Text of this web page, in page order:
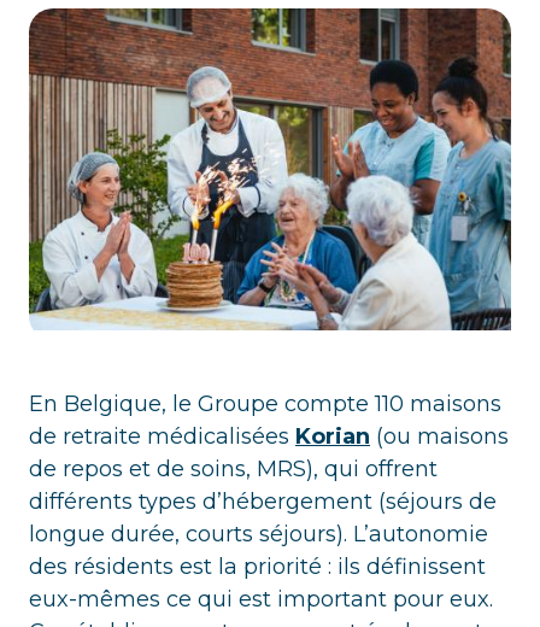
En Belgique, le Groupe compte 110 maisons
de retraite médicalisées Korian (ou maisons
de repos et de soins, MRS), qui offrent
différents types d’hébergement (séjours de
longue durée, courts séjours). L’autonomie
des résidents est la priorité : ils définissent
eux-mêmes ce qui est important pour eux.